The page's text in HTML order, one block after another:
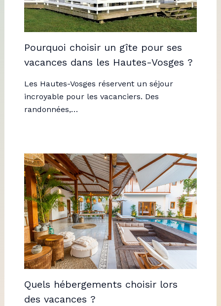
Pourquoi choisir un gîte pour ses
vacances dans les Hautes-Vosges ?
Les Hautes-Vosges réservent un séjour
incroyable pour les vacanciers. Des
randonnées,…
Quels hébergements choisir lors
des vacances ?